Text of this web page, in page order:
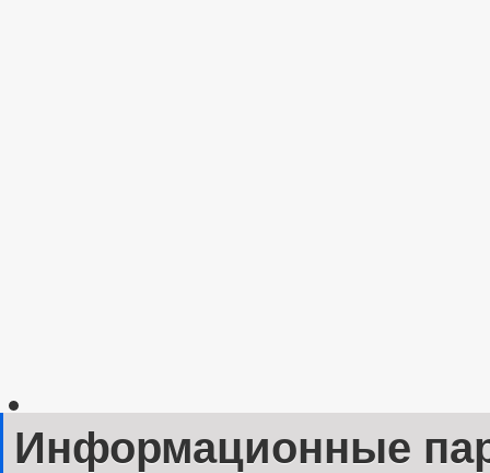
Информационные